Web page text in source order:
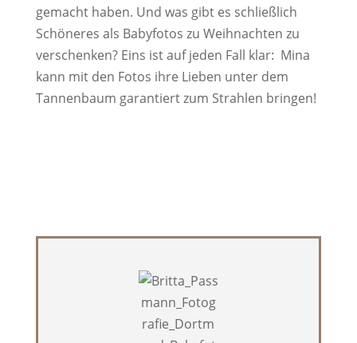
gemacht haben. Und was gibt es schließlich
Schöneres als Babyfotos zu Weihnachten zu
verschenken? Eins ist auf jeden Fall klar: Mina
kann mit den Fotos ihre Lieben unter dem
Tannenbaum garantiert zum Strahlen bringen!